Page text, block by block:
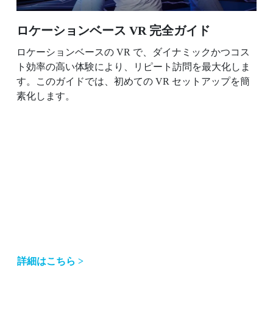
ロケーションベース VR 完全ガイド
ロケーションベースの VR で、ダイナミックかつコス
ト効率の高い体験により、リピート訪問を最大化しま
す。このガイドでは、初めての VR セットアップを簡
素化します。
詳細はこちら >